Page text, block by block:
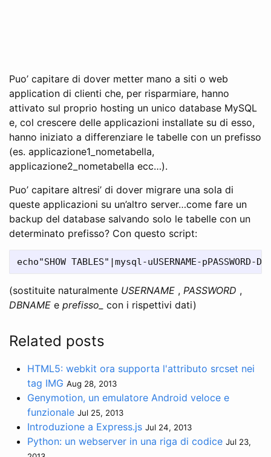
Puo’ capitare di dover metter mano a siti o web
application di clienti che, per risparmiare, hanno
attivato sul proprio hosting un unico database MySQL
e, col crescere delle applicazioni installate su di esso,
hanno iniziato a differenziare le tabelle con un prefisso
(es. applicazione1_nometabella,
applicazione2_nometabella ecc…).
Puo’ capitare altresi’ di dover migrare una sola di
queste applicazioni su un’altro server…come fare un
backup del database salvando solo le tabelle con un
determinato prefisso? Con questo script:
(sostituite naturalmente USERNAME , PASSWORD ,
DBNAME e prefisso_ con i rispettivi dati)
Related posts
HTML5: webkit ora supporta l'attributo srcset nei
tag IMG Aug 28, 2013
Genymotion, un emulatore Android veloce e
funzionale Jul 25, 2013
Introduzione a Express.js Jul 24, 2013
Python: un webserver in una riga di codice Jul 23,